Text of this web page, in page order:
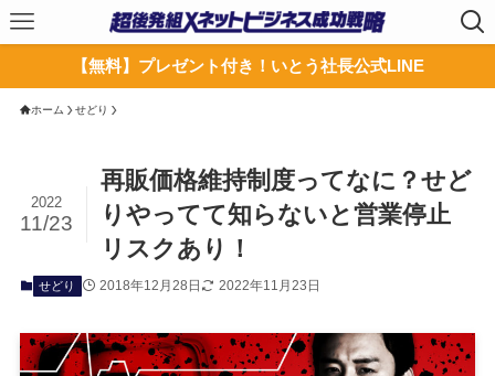
【無料】プレゼント付き！いとう社長公式LINE
ホーム せどり
再販価格維持制度ってなに？せど
りやってて知らないと営業停止
リスクあり！
2022
11/23
せどり 2018年12月28日 2022年11月23日